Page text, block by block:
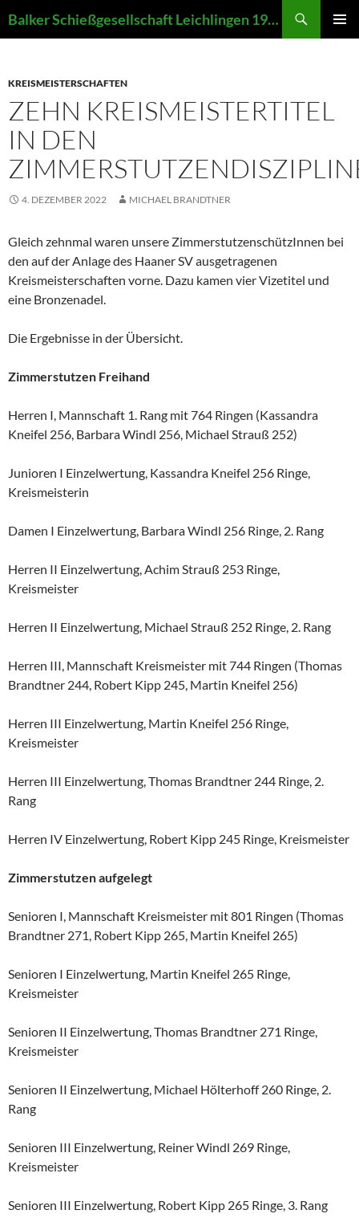
Inhalt
Balker Schießgesellschaft Leichlingen 1907 e.V.
KREISMEISTERSCHAFTEN
ZEHN KREISMEISTERTITEL
IN DEN
4. DEZEMBER 2022 MICHAEL BRANDTNER
Gleich zehnmal waren unsere ZimmerstutzenschützInnen bei
den auf der Anlage des Haaner SV ausgetragenen
Kreismeisterschaften vorne. Dazu kamen vier Vizetitel und
eine Bronzenadel.
Die Ergebnisse in der Übersicht.
Zimmerstutzen Freihand
Herren I, Mannschaft 1. Rang mit 764 Ringen (Kassandra
Kneifel 256, Barbara Windl 256, Michael Strauß 252)
Junioren I Einzelwertung, Kassandra Kneifel 256 Ringe,
Kreismeisterin
Damen I Einzelwertung, Barbara Windl 256 Ringe, 2. Rang
Herren II Einzelwertung, Achim Strauß 253 Ringe,
Kreismeister
Herren II Einzelwertung, Michael Strauß 252 Ringe, 2. Rang
Herren III, Mannschaft Kreismeister mit 744 Ringen (Thomas
Brandtner 244, Robert Kipp 245, Martin Kneifel 256)
Herren III Einzelwertung, Martin Kneifel 256 Ringe,
Kreismeister
Herren III Einzelwertung, Thomas Brandtner 244 Ringe, 2.
Rang
Herren IV Einzelwertung, Robert Kipp 245 Ringe, Kreismeister
Zimmerstutzen aufgelegt
Senioren I, Mannschaft Kreismeister mit 801 Ringen (Thomas
Brandtner 271, Robert Kipp 265, Martin Kneifel 265)
Senioren I Einzelwertung, Martin Kneifel 265 Ringe,
Kreismeister
Senioren II Einzelwertung, Thomas Brandtner 271 Ringe,
Kreismeister
Senioren II Einzelwertung, Michael Hölterhoff 260 Ringe, 2.
Rang
Senioren III Einzelwertung, Reiner Windl 269 Ringe,
Kreismeister
Senioren III Einzelwertung, Robert Kipp 265 Ringe, 3. Rang